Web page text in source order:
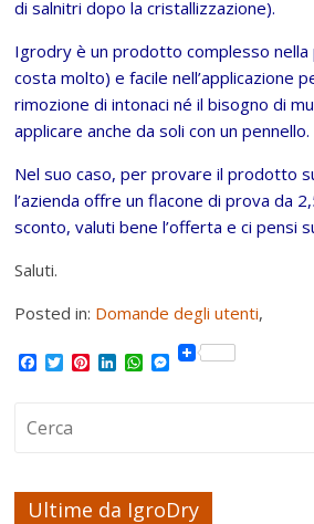
di salnitri dopo la cristallizzazione).
Igrodry è un prodotto complesso nella
costa molto) e facile nell’applicazione
rimozione di intonaci né il bisogno di
applicare anche da soli con un pennello.
Nel suo caso, per provare il prodotto
l’azienda offre un flacone di prova da
sconto, valuti bene l’offerta e ci pensi
Saluti.
Posted in: Domande degli utenti,
F
a
b
k
T
w
t
P
s
t
L
n
W
h
p
M
e
r
Ultime da IgroDry